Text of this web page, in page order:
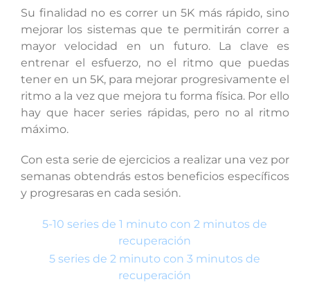
Su finalidad no es correr un 5K más rápido, sino
mejorar los sistemas que te permitirán correr a
mayor velocidad en un futuro. La clave es
entrenar el esfuerzo, no el ritmo que puedas
tener en un 5K, para mejorar progresivamente el
ritmo a la vez que mejora tu forma física. Por ello
hay que hacer series rápidas, pero no al ritmo
máximo.
Con esta serie de ejercicios a realizar una vez por
semanas obtendrás estos beneficios específicos
y progresaras en cada sesión.
5-10 series de 1 minuto con 2 minutos de
recuperación
5 series de 2 minuto con 3 minutos de
recuperación